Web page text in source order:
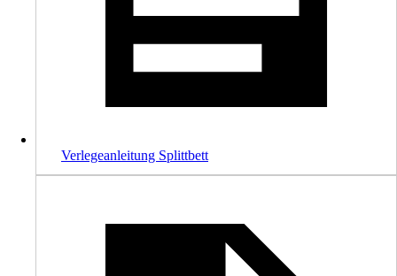
Verlegeanleitung Splittbett